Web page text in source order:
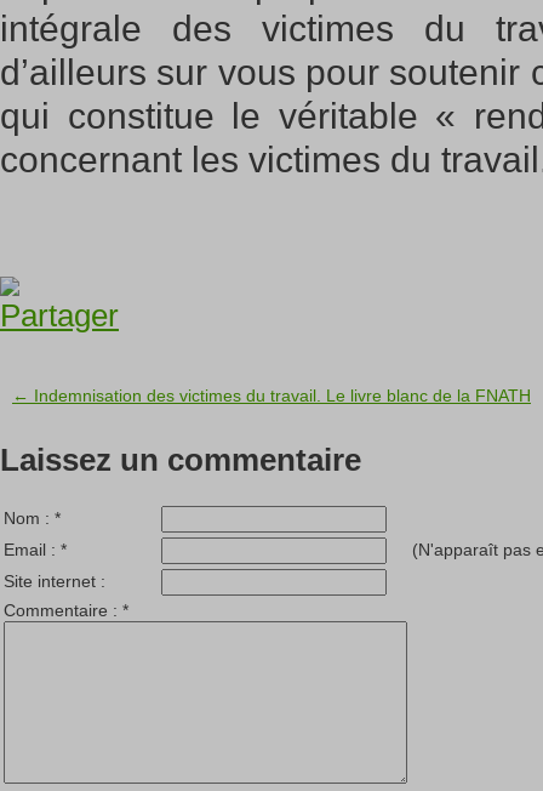
intégrale des victimes du
d’ailleurs sur vous pour soutenir
qui constitue le véritable «
concernant les victimes du
← Indemnisation des victimes du travail. Le livre blanc de la FNATH
Laissez un commentaire
Nom : *
Email : *
(N'apparaît pas
Site internet :
Commentaire : *